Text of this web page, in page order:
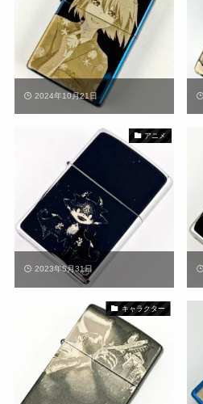
2024年10月21日
アニメ
2023年5月31日
キャラクター